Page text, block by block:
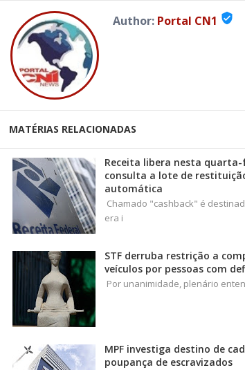
Author: Portal CN1 verified_user
MATÉRIAS RELACIONADAS
Receita libera nesta
consulta a lote de
automática
Chamado "cashback" é
era i
STF derruba restrição a
veículos por pessoas com
Por unanimidade, plenário
MPF investiga destino de
poupança de escravizados